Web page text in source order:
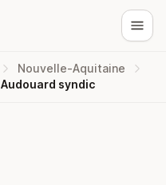
Nouvelle-Aquitaine
Audouard syndic